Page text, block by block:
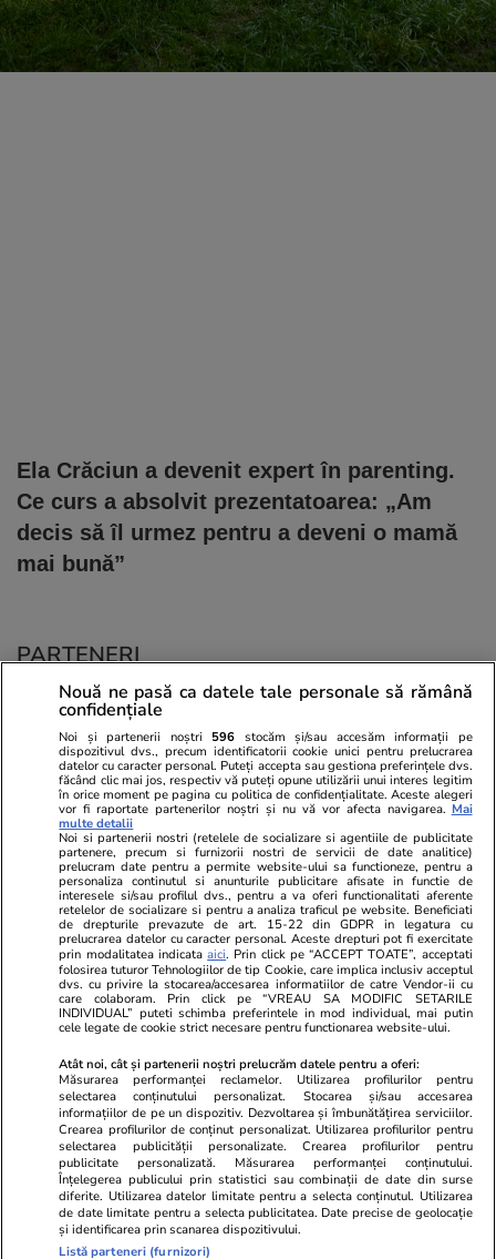
Ela Crăciun a devenit expert în parenting.
Ce curs a absolvit prezentatoarea: „Am
decis să îl urmez pentru a deveni o mamă
mai bună”
PARTENERI
Viva.ro
Ce s-a aflat despre prima soție a lui Claudiu
Manda i-a suprins pe toți! Dar mai ales gestul
făcut de Olguța pentru mama copilului
soțului e chiar cir...
Unica.ro
Nu și ei! S-au
căsnicie! Cei doi
secret. Nimeni
motiv al
© 2026 Ringier Romania. Toate drepturile rezervate
Actualizare preferințe cookies
Nouă ne pasă ca datele tale personale să rămână
confidențiale
Noi și partenerii noștri 596 stocăm și/sau accesăm informații pe
dispozitivul dvs., precum identificatorii cookie unici pentru prelucrarea
datelor cu caracter personal. Puteți accepta sau gestiona preferințele dvs.
făcând clic mai jos, respectiv vă puteți opune utilizării unui interes legitim
în orice moment pe pagina cu politica de confidențialitate. Aceste alegeri
vor fi raportate partenerilor noștri și nu vă vor afecta navigarea. Mai
multe detalii
Noi si partenerii nostri (retelele de socializare si agentiile de publicitate
partenere, precum si furnizorii nostri de servicii de date analitice)
prelucram date pentru a permite website-ului sa functioneze, pentru a
personaliza continutul si anunturile publicitare afisate in functie de
interesele si/sau profilul dvs., pentru a va oferi functionalitati aferente
retelelor de socializare si pentru a analiza traficul pe website. Beneficiati
de drepturile prevazute de art. 15-22 din GDPR in legatura cu
prelucrarea datelor cu caracter personal. Aceste drepturi pot fi exercitate
prin modalitatea indicataaici. Prin click pe “ACCEPT TOATE”, acceptati
folosirea tuturor Tehnologiilor de tip Cookie, care implica inclusiv acceptul
dvs. cu privire la stocarea/accesarea informatiilor de catre Vendor-ii cu
care colaboram. Prin click pe “VREAU SA MODIFIC SETARILE
INDIVIDUAL” puteti schimba preferintele in mod individual, mai putin
cele legate de cookie strict necesare pentru functionarea website-ului.
Atât noi, cât și partenerii noștri prelucrăm datele pentru a oferi:
Măsurarea performanței reclamelor. Utilizarea profilurilor pentru
selectarea conținutului personalizat. Stocarea și/sau accesarea
informațiilor de pe un dispozitiv. Dezvoltarea și îmbunătățirea serviciilor.
Crearea profilurilor de conținut personalizat. Utilizarea profilurilor pentru
selectarea publicității personalizate. Crearea profilurilor pentru
publicitate personalizată. Măsurarea performanței conținutului.
Înțelegerea publicului prin statistici sau combinații de date din surse
diferite. Utilizarea datelor limitate pentru a selecta conținutul. Utilizarea
de date limitate pentru a selecta publicitatea. Date precise de geolocație
și identificarea prin scanarea dispozitivului.
Listă parteneri (furnizori)